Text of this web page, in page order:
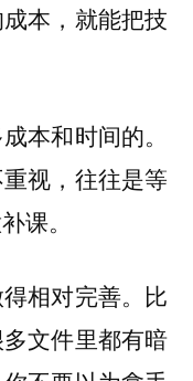
本，就能把技
本和时间的。
视，往往是等
课。
相对完善。比
文件里都有暗